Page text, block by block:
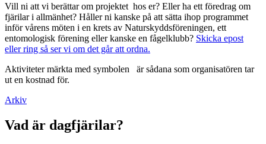
Vill ni att vi berättar om projektet hos er? Eller ha ett föredrag om
fjärilar i allmänhet? Håller ni kanske på att sätta ihop programmet
inför vårens möten i en krets av Naturskyddsföreningen, ett
entomologisk förening eller kanske en fågelklubb? Skicka epost
eller ring så ser vi om det går att ordna.
Aktiviteter märkta med symbolen
är sådana som organisatören tar
ut en kostnad för.
Arkiv
Vad är dagfjärilar?